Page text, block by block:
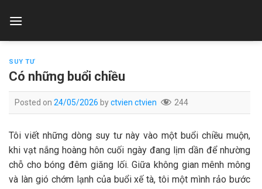
SUY TƯ
Có những buổi chiều
Posted on 24/05/2026 byctvien ctvien 244
Tôi viết những dòng suy tư này vào một buổi chiều muộn,
khi vạt nắng hoàng hôn cuối ngày đang lịm dần để nhường
chỗ cho bóng đêm giăng lối. Giữa không gian mênh mông
và làn gió chớm lạnh của buổi xế tà, tôi một mình rảo bước